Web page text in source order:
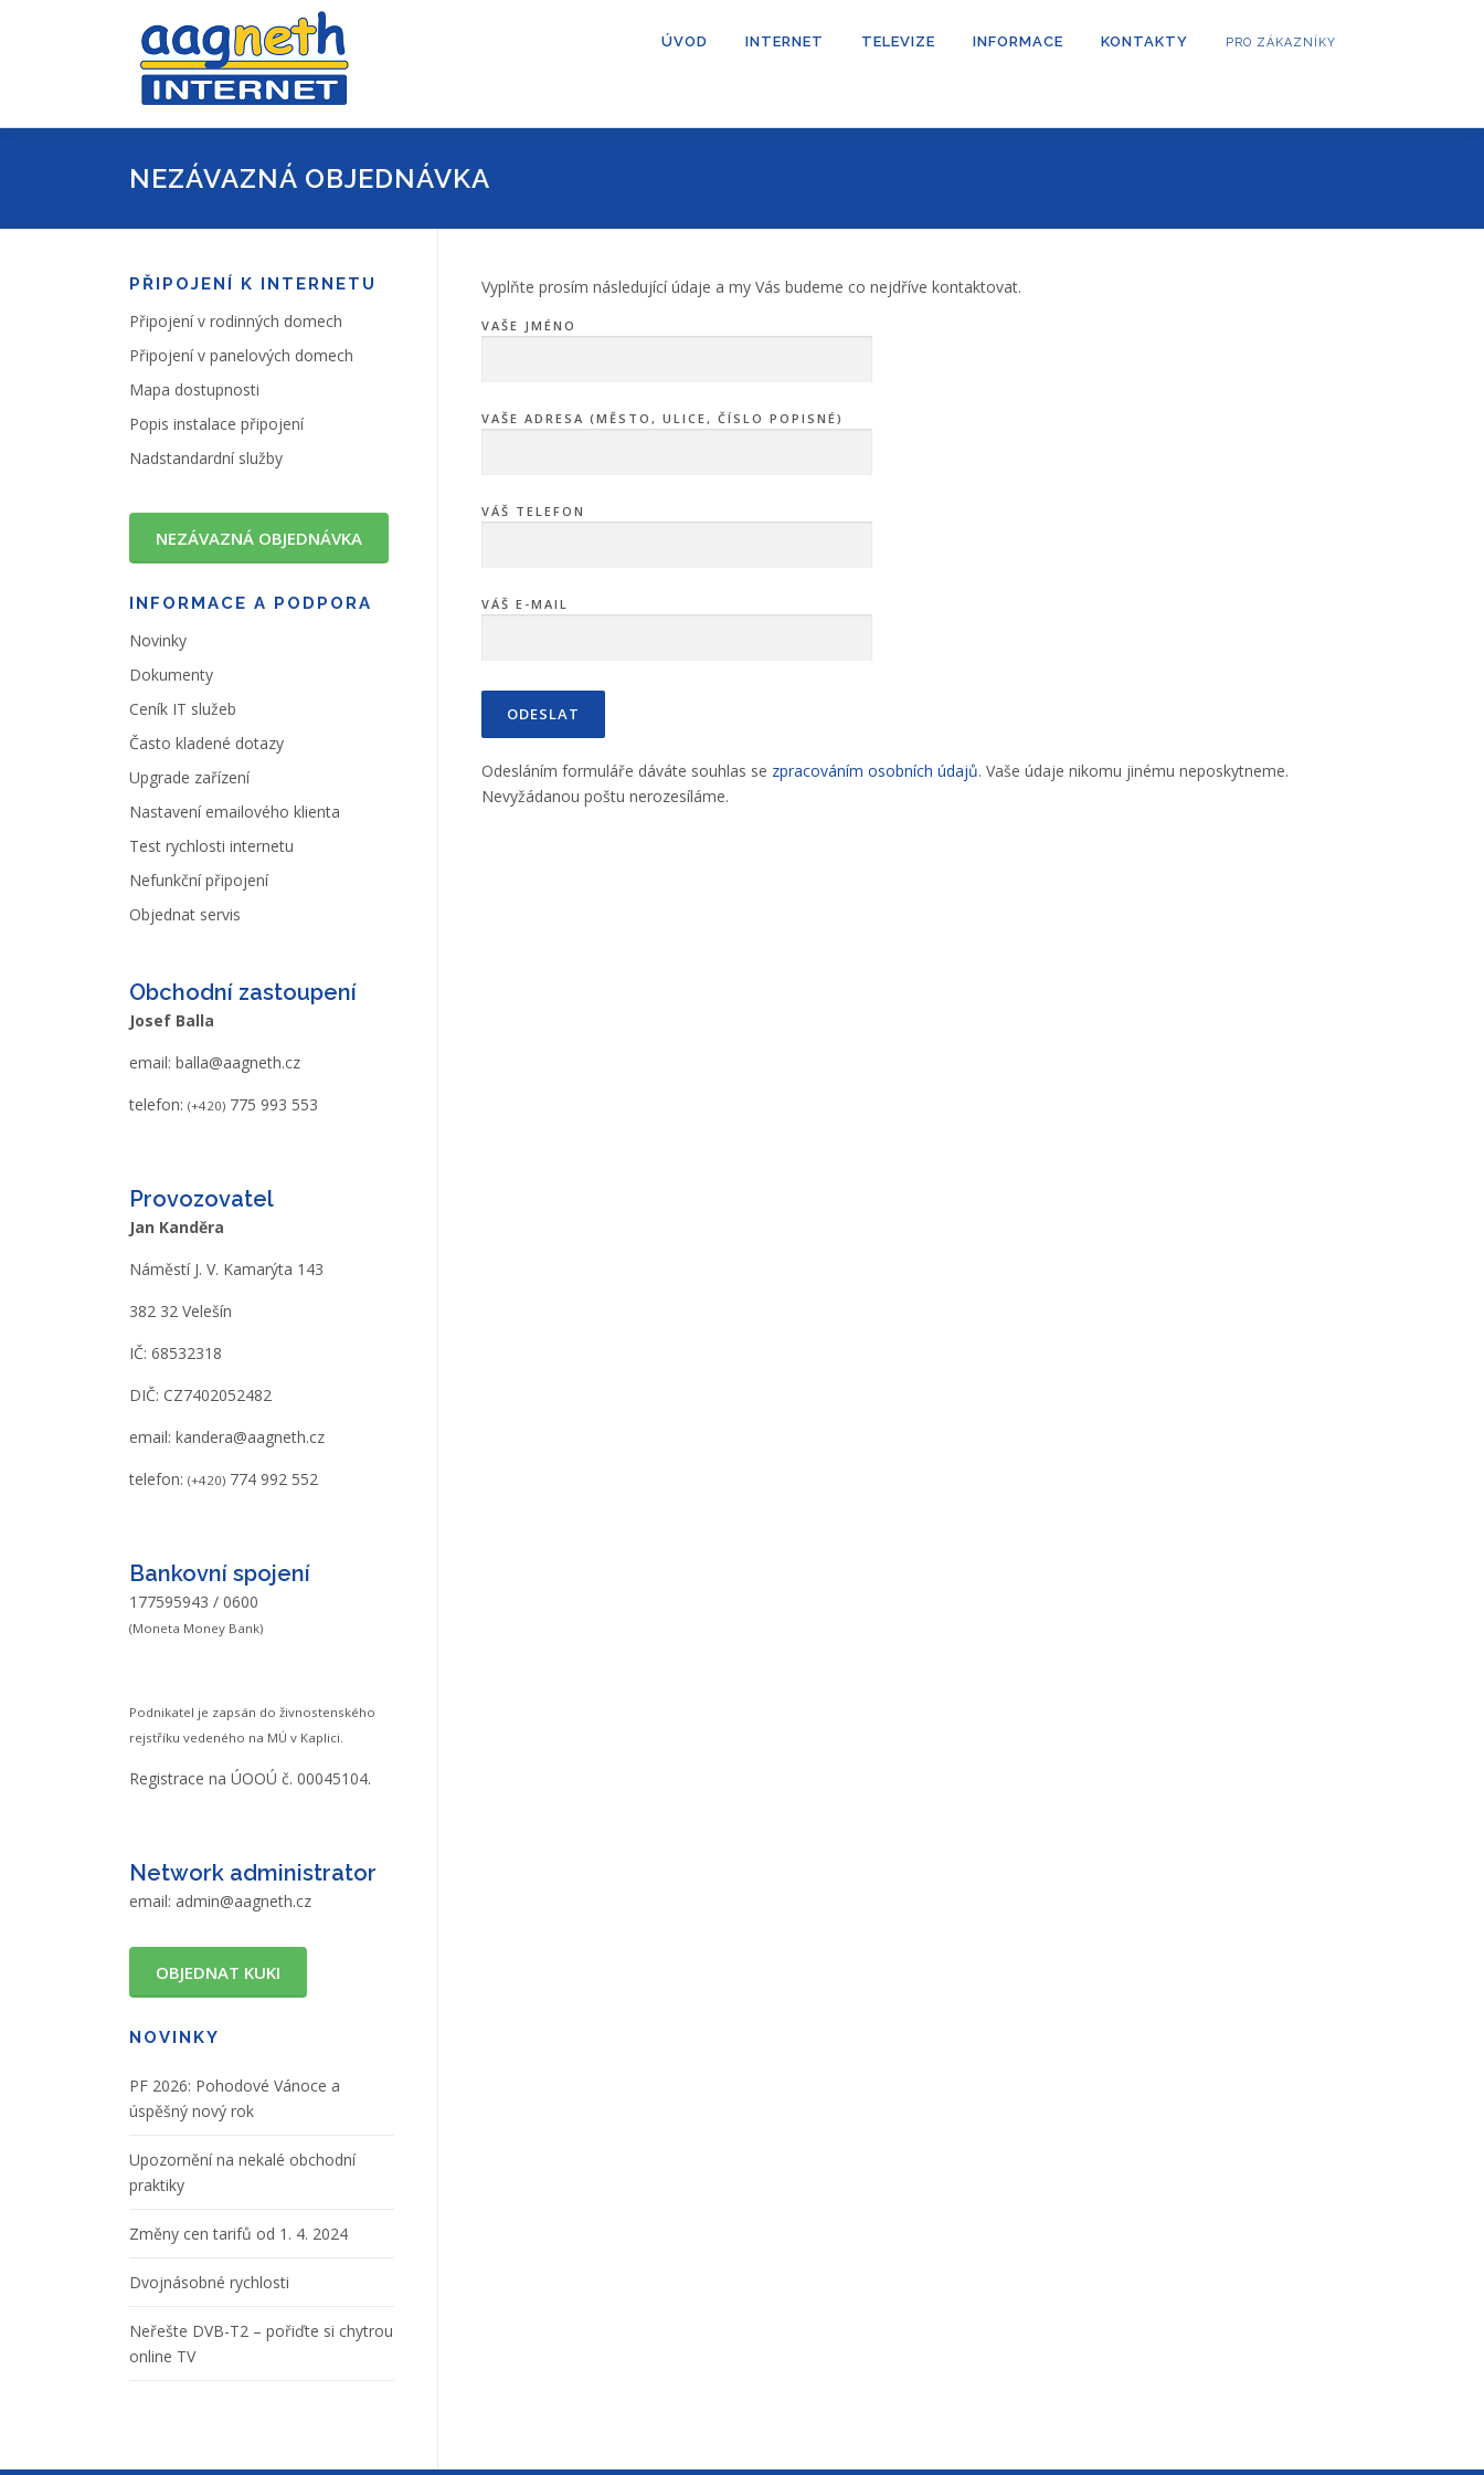
ÚVOD INTERNET TELEVIZE INFORMACE KONTAKTY PRO ZÁKAZNÍKY
NEZÁVAZNÁ OBJEDNÁVKA
Vyplňte prosím následující údaje a my Vás budeme co nejdříve kontaktovat.
VAŠE JMÉNO
VAŠE ADRESA (MĚSTO, ULICE, ČÍSLO POPISNÉ)
VÁŠ TELEFON
VÁŠ E-MAIL
Odesláním formuláře dáváte souhlas se zpracováním osobních údajů. Vaše údaje nikomu jinému neposkytneme.
Nevyžádanou poštu nerozesíláme.
PŘIPOJENÍ K INTERNETU
Připojení v rodinných domech
Připojení v panelových domech
Mapa dostupnosti
Popis instalace připojení
Nadstandardní služby
NEZÁVAZNÁ OBJEDNÁVKA
INFORMACE A PODPORA
Novinky
Dokumenty
Ceník IT služeb
Často kladené dotazy
Upgrade zařízení
Nastavení emailového klienta
Test rychlosti internetu
Nefunkční připojení
Objednat servis
Obchodní zastoupení
Josef Balla
email: balla@aagneth.cz
telefon: (+420) 775 993 553
Provozovatel
Jan Kanděra
Náměstí J. V. Kamarýta 143
382 32 Velešín
IČ: 68532318
DIČ: CZ7402052482
email: kandera@aagneth.cz
telefon: (+420) 774 992 552
Bankovní spojení
177595943 / 0600
(Moneta Money Bank)
Podnikatel je zapsán do živnostenského
rejstříku vedeného na MÚ v Kaplici.
Registrace na ÚOOÚ č. 00045104.
Network administrator
email: admin@aagneth.cz
OBJEDNAT KUKI
NOVINKY
PF 2026: Pohodové Vánoce a
úspěšný nový rok
Upozornění na nekalé obchodní
praktiky
Změny cen tarifů od 1. 4. 2024
Dvojnásobné rychlosti
Neřešte DVB-T2 – pořiďte si chytrou
online TV